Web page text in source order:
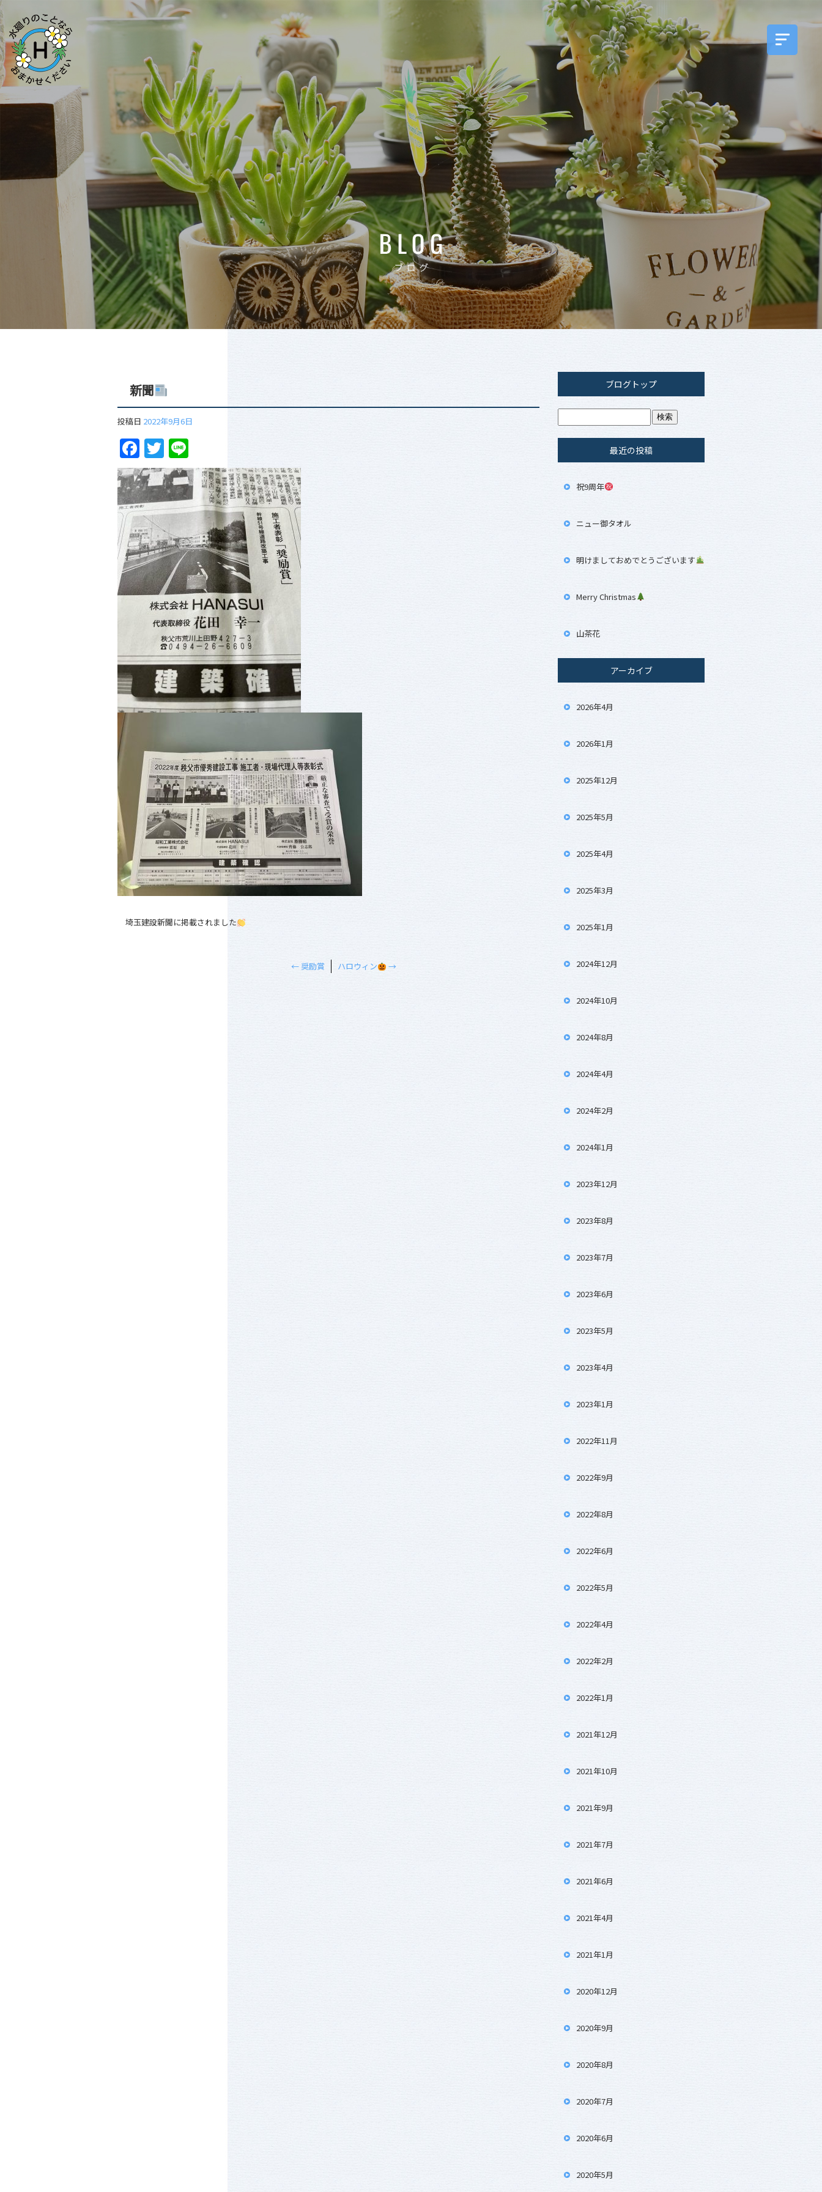
新聞
投稿日 2022年9月6日
Facebook
Twitter
埼玉建設新聞に掲載されました
← 奨励賞 ハロウィン →
ブログトップ
最近の投稿
祝9周年
ニュー御タオル
明けましておめでとうございます
Merry Christmas
山茶花
アーカイブ
2026年4月
2026年1月
2025年12月
2025年5月
2025年4月
2025年3月
2025年1月
2024年12月
2024年10月
2024年8月
2024年4月
2024年2月
2024年1月
2023年12月
2023年8月
2023年7月
2023年6月
2023年5月
2023年4月
2023年1月
2022年11月
2022年9月
2022年8月
2022年6月
2022年5月
2022年4月
2022年2月
2022年1月
2021年12月
2021年10月
2021年9月
2021年7月
2021年6月
2021年4月
2021年1月
2020年12月
2020年9月
2020年8月
2020年7月
2020年6月
2020年5月